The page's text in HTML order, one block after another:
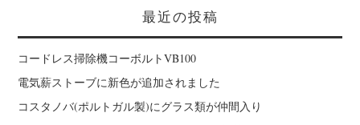
最近の投稿
コードレス掃除機コーボルトVB100
電気薪ストーブに新色が追加されました
コスタノバ(ポルトガル製)にグラス類が仲間入り